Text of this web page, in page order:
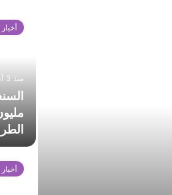
منذ 3 أسابيع